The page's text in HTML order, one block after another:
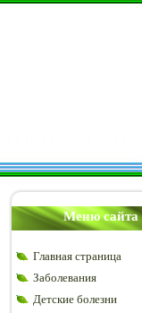
Меню сайта
Главная страница
Заболевания
Детские болезни